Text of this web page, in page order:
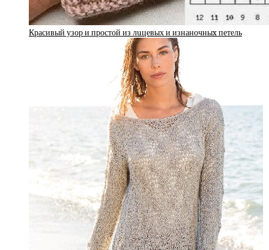
Красивый узор и простой из лuцевых и изнаночныx петель